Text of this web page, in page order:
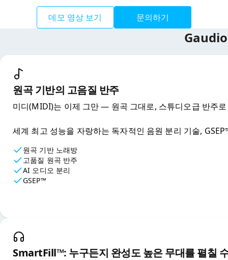
데모 영상 보기 문의하기
원곡 기반의 고음질 반주
미디(MIDI)는 이제 그만 — 원곡 그대로, 스튜디오급 반주
세계 최고 성능을 자랑하는 독자적인 음원 분리 기술,
원곡 기반 노래방
고품질 원곡 반주
AI 오디오 분리
GSEP™
SmartFill™: 누구든지 완성도 높은 무대를 펼칠